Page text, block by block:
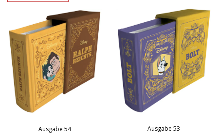
Ausgabe 54 Ausgabe 53